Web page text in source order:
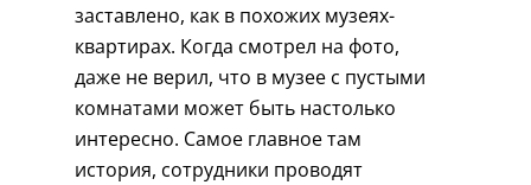
заставлено, как в похожих музеях-
квартирах. Когда смотрел на фото,
даже не верил, что в музее с пустыми
комнатами может быть настолько
интересно. Самое главное там
история, сотрудники проводят